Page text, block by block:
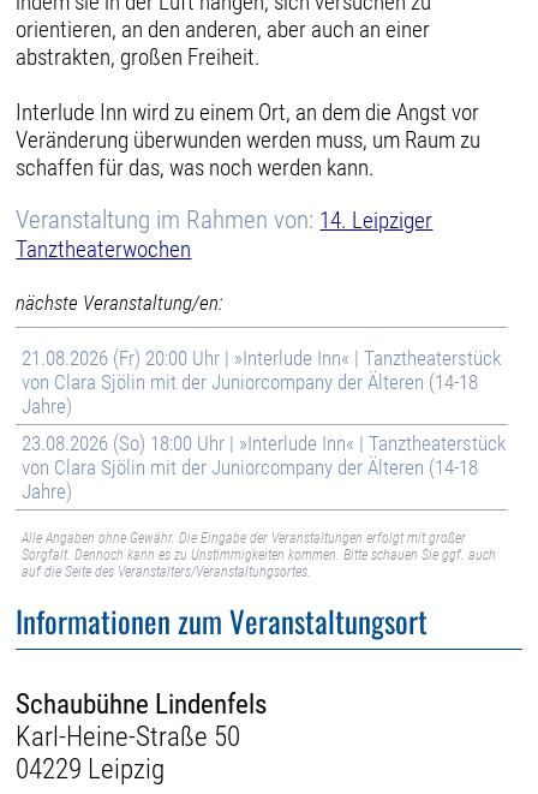
orientieren, an den anderen, aber auch an einer
abstrakten, großen Freiheit.
Interlude Inn wird zu einem Ort, an dem die Angst vor
Veränderung überwunden werden muss, um Raum zu
schaffen für das, was noch werden kann.
Veranstaltung im Rahmen von: 14. Leipziger
Tanztheaterwochen
nächste Veranstaltung/en:
21.08.2026 (Fr) 20:00 Uhr | »Interlude Inn« | Tanztheaterstück
von Clara Sjölin mit der Juniorcompany der Älteren (14-18
Jahre)
23.08.2026 (So) 18:00 Uhr | »Interlude Inn« | Tanztheaterstück
von Clara Sjölin mit der Juniorcompany der Älteren (14-18
Jahre)
Alle Angaben ohne Gewähr. Die Eingabe der Veranstaltungen erfolgt mit großer
Sorgfalt. Dennoch kann es zu Unstimmigkeiten kommen. Bitte schauen Sie ggf. auch
auf die Seite des Veranstalters/Veranstaltungsortes.
Informationen zum Veranstaltungsort
Schaubühne Lindenfels
Karl-Heine-Straße 50
04229 Leipzig